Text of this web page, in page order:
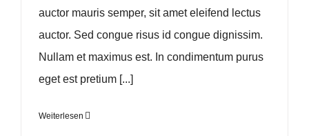
auctor mauris semper, sit amet eleifend lectus
auctor. Sed congue risus id congue dignissim.
Nullam et maximus est. In condimentum purus
eget est pretium [...]
Weiterlesen